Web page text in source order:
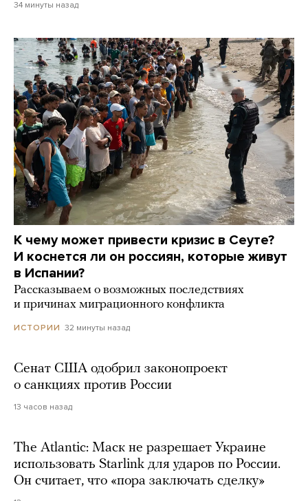
34 минуты назад
К чему может привести кризис в Сеуте?
И коснется ли он россиян, которые живут
в Испании?
Рассказываем о возможных последствиях
и причинах миграционного конфликта
ИСТОРИИ 32 минуты назад
Сенат США одобрил законопроект
о санкциях против России
13 часов назад
The Atlantic: Маск не разрешает Украине
использовать Starlink для ударов по России.
Он считает, что «пора заключать сделку»